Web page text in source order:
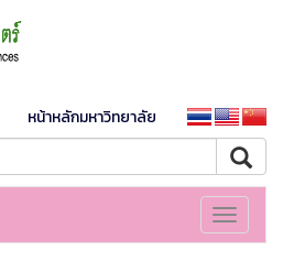
หน้าหลักมหาวิทยาลัย
Toggle